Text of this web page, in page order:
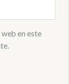
en este